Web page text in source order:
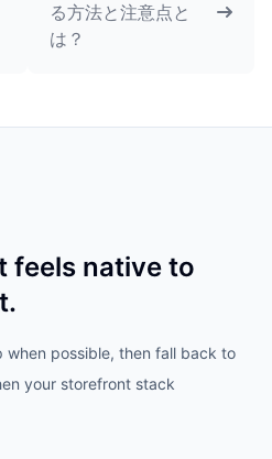
る方法と注意点と
は？
feels native to
possible, then fall back to
your storefront stack